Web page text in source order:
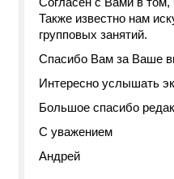
Также известно нам
групповых занятий.
Спасибо Вам за Ваше
Интересно услышать
Большое спасибо
С уважением
Андрей